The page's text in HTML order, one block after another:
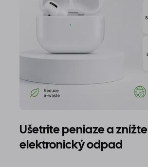
Ušetrite peniaze a znížte
elektronický odpad